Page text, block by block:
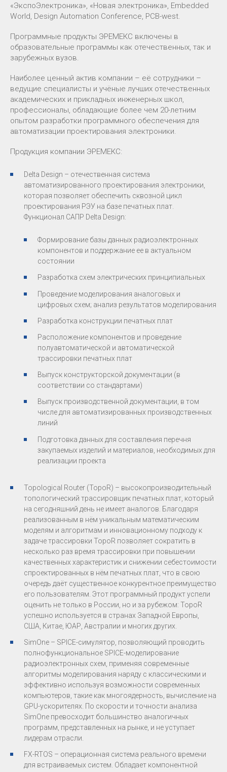
«ЭкспоЭлектроника», «Новая электроника», Embedded
World, Design Automation Conference, PCB-west.
Программные продукты ЭРЕМЕКС включены в
образовательные программы как отечественных, так и
зарубежных вузов.
Наиболее ценный актив компании – её сотрудники –
ведущие специалисты и учёные лучших отечественных
академических и прикладных инженерных школ,
профессионалы, обладающие более чем 20-летним
опытом разработки программного обеспечения для
автоматизации проектирования электроники.
Продукция компании ЭРЕМЕКС:
Delta Design – отечественная система
автоматизированного проектирования электроники,
которая позволяет обеспечить сквозной цикл
проектирования РЭУ на базе печатных плат.
Функционал САПР Delta Design:
Формирование базы данных радиоэлектронных
компонентов и поддержание ее в актуальном
состоянии
Разработка схем электрических принципиальных
Проведение моделирования аналоговых и
цифровых схем; анализ результатов моделирования
Разработка конструкции печатных плат
Расположение компонентов и проведение
полуавтоматической и автоматической
трассировки печатных плат
Выпуск конструкторской документации (в
соответствии со стандартами)
Выпуск производственной документации, в том
числе для автоматизированных производственных
линий
Подготовка данных для составления перечня
закупаемых изделий и материалов, необходимых для
реализации проекта
Topological Router (TopoR) – высокопроизводительный
топологический трассировщик печатных плат, который
на сегодняшний день не имеет аналогов. Благодаря
реализованным в нём уникальным математическим
моделям и алгоритмам и инновационному подходу к
задаче трассировки TopoR позволяет сократить в
несколько раз время трассировки при повышении
качественных характеристик и снижении себестоимости
спроектированных в нём печатных плат, что в свою
очередь даёт существенное конкурентное преимущество
его пользователям. Этот программный продукт успели
оценить не только в России, но и за рубежом: TopoR
успешно используется в странах Западной Европы,
США, Китае, ЮАР, Австралии и многих других.
SimOnе – SPICE-симулятор, позволяющий проводить
полнофункциональное SPICE-моделирование
радиоэлектронных схем, применяя современные
алгоритмы моделирования наряду с классическими и
эффективно используя возможности современных
компьютеров, такие как многоядерность, вычисление на
GPU-ускорителях. По скорости и точности анализа
SimOne превосходит большинство аналогичных
программ, представленных на рынке, и не уступает
лидерам отрасли.
FX-RTOS – операционная система реального времени
для встраиваемых систем. Обладает компонентной